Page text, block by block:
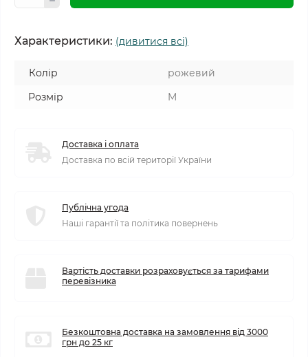
Характеристики: (дивитися всі)
Колір
рожевий
Розмір
M
Доставка і оплата
Доставка по всій території України
Публічна угода
Наші гарантії та політика повернень
Вартість доставки розраховується за тарифами
перевізника
Безкоштовна доставка на замовлення від 3000
грн до 25 кг